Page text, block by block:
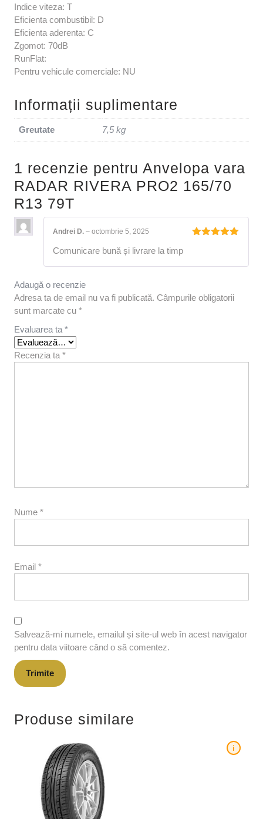
Indice viteza: T
Eficienta combustibil: D
Eficienta aderenta: C
Zgomot: 70dB
RunFlat:
Pentru vehicule comerciale: NU
Informații suplimentare
Greutate 7,5 kg
1 recenzie pentru Anvelopa vara
RADAR RIVERA PRO2 165/70
R13 79T
Andrei D. – octombrie 5, 2025
Comunicare bună și livrare la timp
Adaugă o recenzie
Adresa ta de email nu va fi publicată. Câmpurile obligatorii
sunt marcate cu *
Evaluarea ta *
Recenzia ta *
Nume *
Email *
Salvează-mi numele, emailul și site-ul web în acest navigator
pentru data viitoare când o să comentez.
Produse similare
i